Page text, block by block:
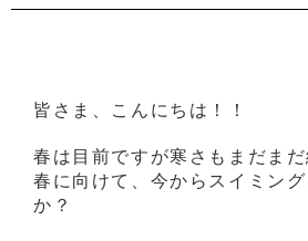
皆さま、こんにちは！！
春は目前ですが寒さもまだま
春に向けて、今からスイミン
か？